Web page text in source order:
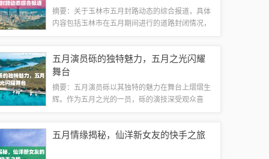
摘要：关于玉林市五月封路动态的综合报道，具体
内容包括玉林市在五月期间进行的道路封闭情况，
关部门正在积极应对，确保交通顺畅和市民安全...
五月演员砾的独特魅力，五月之光闪耀
舞台
摘要：五月演员砾以其独特的魅力在舞台上熠熠生
辉。作为五月之光的一员，砾的演技深受观众喜
更在于其与众不同的个性与风格。在五月这个...
五月情缘揭秘，仙洋新女友的快手之旅